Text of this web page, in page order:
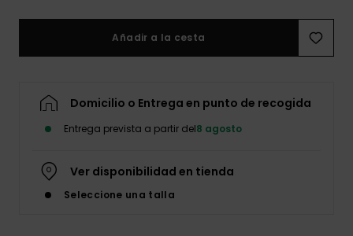
Añadir a la cesta
Domicilio o Entrega en punto de recogida
Entrega prevista a partir del8 agosto
Ver disponibilidad en tienda
Seleccione una talla